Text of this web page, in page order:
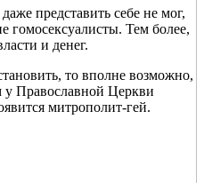
представить себе не мог,
гомосексуалисты. Тем более,
и денег.
то вполне возможно,
Православной Церкви
митрополит-гей.